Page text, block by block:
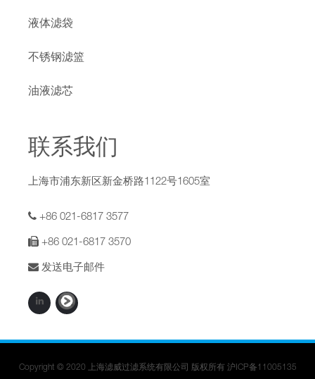
液体滤袋
不锈钢滤篮
油液滤芯
联系我们
上海市浦东新区新金桥路1122号1605室
+86 021-6817 3577
+86 021-6817 3570
发送电子邮件
Copyright © 2020 上海滤威过滤系统有限公司 版权所有 沪ICP备11005135